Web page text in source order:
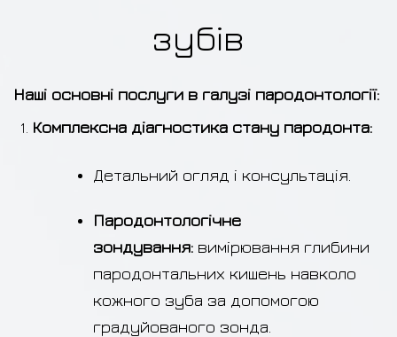
зубів
Наші основні послуги в галузі пародонтології:
Комплексна діагностика стану пародонта:
Детальний огляд і консультація.
Пародонтологічне
зондування:вимірювання глибини
пародонтальних кишень навколо
кожного зуба за допомогою
градуйованого зонда.